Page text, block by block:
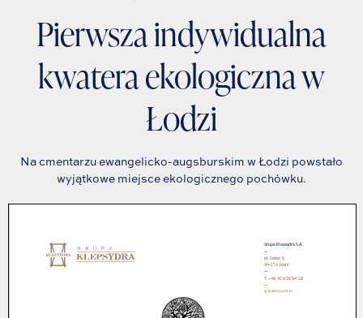
Pierwsza indywidualna
kwatera ekologiczna w
Łodzi
Na cmentarzu ewangelicko-augsburskim w Łodzi powstało
wyjątkowe miejsce ekologicznego pochówku.